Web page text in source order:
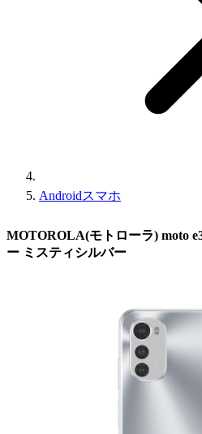
Androidスマホ
MOTOROLA(モトローラ) moto
ー ミスティシルバー